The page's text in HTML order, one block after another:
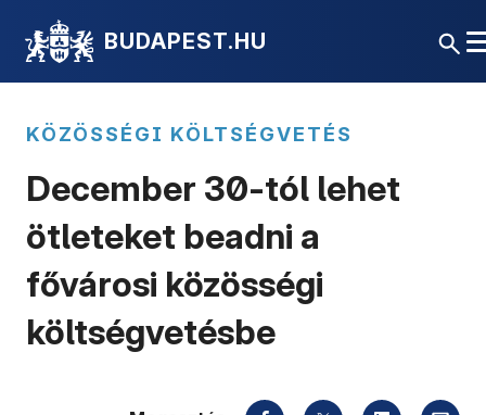
BUDAPEST.HU
KÖZÖSSÉGI KÖLTSÉGVETÉS
December 30-tól lehet
ötleteket beadni a
fővárosi közösségi
költségvetésbe